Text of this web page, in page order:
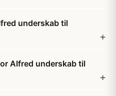
underskab til
Alfred underskab til